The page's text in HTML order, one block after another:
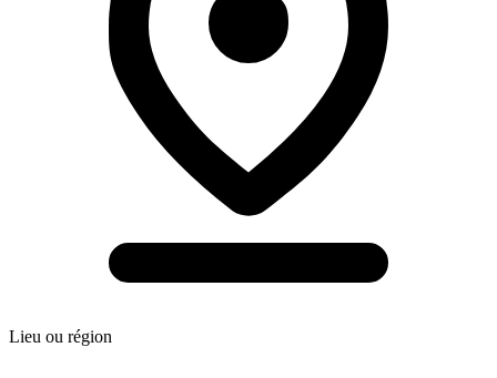
Lieu ou région